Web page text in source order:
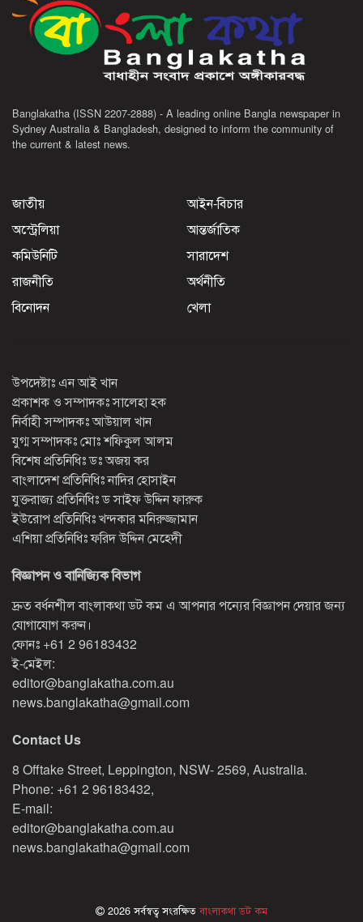
Banglakatha (ISSN 2207-2888) - A leading online Bangla newspaper in
Sydney Australia & Bangladesh, designed to inform the community of
the current & latest news.
জাতীয়
আইন-বিচার
অস্ট্রেলিয়া
আন্তর্জাতিক
কমিউনিটি
সারাদেশ
রাজনীতি
অর্থনীতি
বিনোদন
খেলা
উপদেষ্টাঃ এন আই খান
প্রকাশক ও সম্পাদকঃ সালেহা হক
নির্বাহী সম্পাদকঃ আউয়াল খান
যুগ্ম সম্পাদকঃ মোঃ শফিকুল আলম
বিশেষ প্রতিনিধিঃ ডঃ অজয় কর
বাংলাদেশ প্রতিনিধিঃ নাদির হোসাইন
যুক্তরাজ্য প্রতিনিধিঃ ড সাইফ উদ্দিন ফারুক
ইউরোপ প্রতিনিধিঃ খন্দকার মনিরুজ্জামান
এশিয়া প্রতিনিধিঃ ফরিদ উদ্দিন মেহেদী
বিজ্ঞাপন ও বানিজ্যিক বিভাগ
দ্রুত বর্ধনশীল বাংলাকথা ডট কম এ আপনার পন্যের বিজ্ঞাপন দেয়ার জন্য
যোগাযোগ করুন।
ফোনঃ +61 2 96183432
ই-মেইল:
editor@banglakatha.com.au
news.banglakatha@gmail.com
Contact Us
8 Offtake Street, Leppington, NSW- 2569, Australia.
Phone: +61 2 96183432,
E-mail:
editor@banglakatha.com.au
news.banglakatha@gmail.com
2026 সর্বস্বত্ব সংরক্ষিতবাংলাকথা ডট কম